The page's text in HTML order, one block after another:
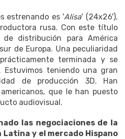
estrenando es 'Alisa' (24x26'),
rusa. Con este título
distribución para América
de Europa. Una peculiaridad
terminada y se
Estuvimos teniendo una gran
de producción 3D. Han
que le han puesto
audiovisual.
las negociaciones de la
Latina y el mercado Hispano